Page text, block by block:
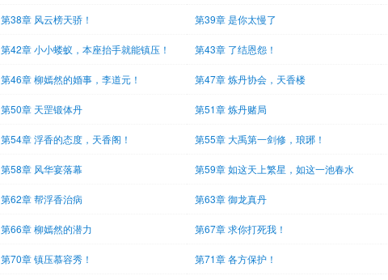
第38章 风云榜天骄！ 第39章 是你太慢了
第42章 小小蝼蚁，本座抬手就能镇压！ 第43章 了结恩怨！
第46章 柳嫣然的婚事，李道元！ 第47章 炼丹协会，天香楼
第50章 天罡锻体丹 第51章 炼丹赌局
第54章 浮香的态度，天香阁！ 第55章 大禹第一剑修，琅琊！
第58章 风华宴落幕 第59章 如这天上繁星，如这一池春水
第62章 帮浮香治病 第63章 御龙真丹
第66章 柳嫣然的潜力 第67章 求你打死我！
第70章 镇压慕容秀！ 第71章 各方保护！